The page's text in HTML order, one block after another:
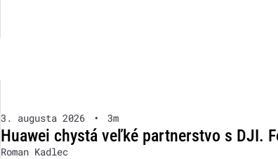
3. augusta 2026 • 3m
Huawei chystá veľké partnerstvo s DJI.
Roman Kadlec